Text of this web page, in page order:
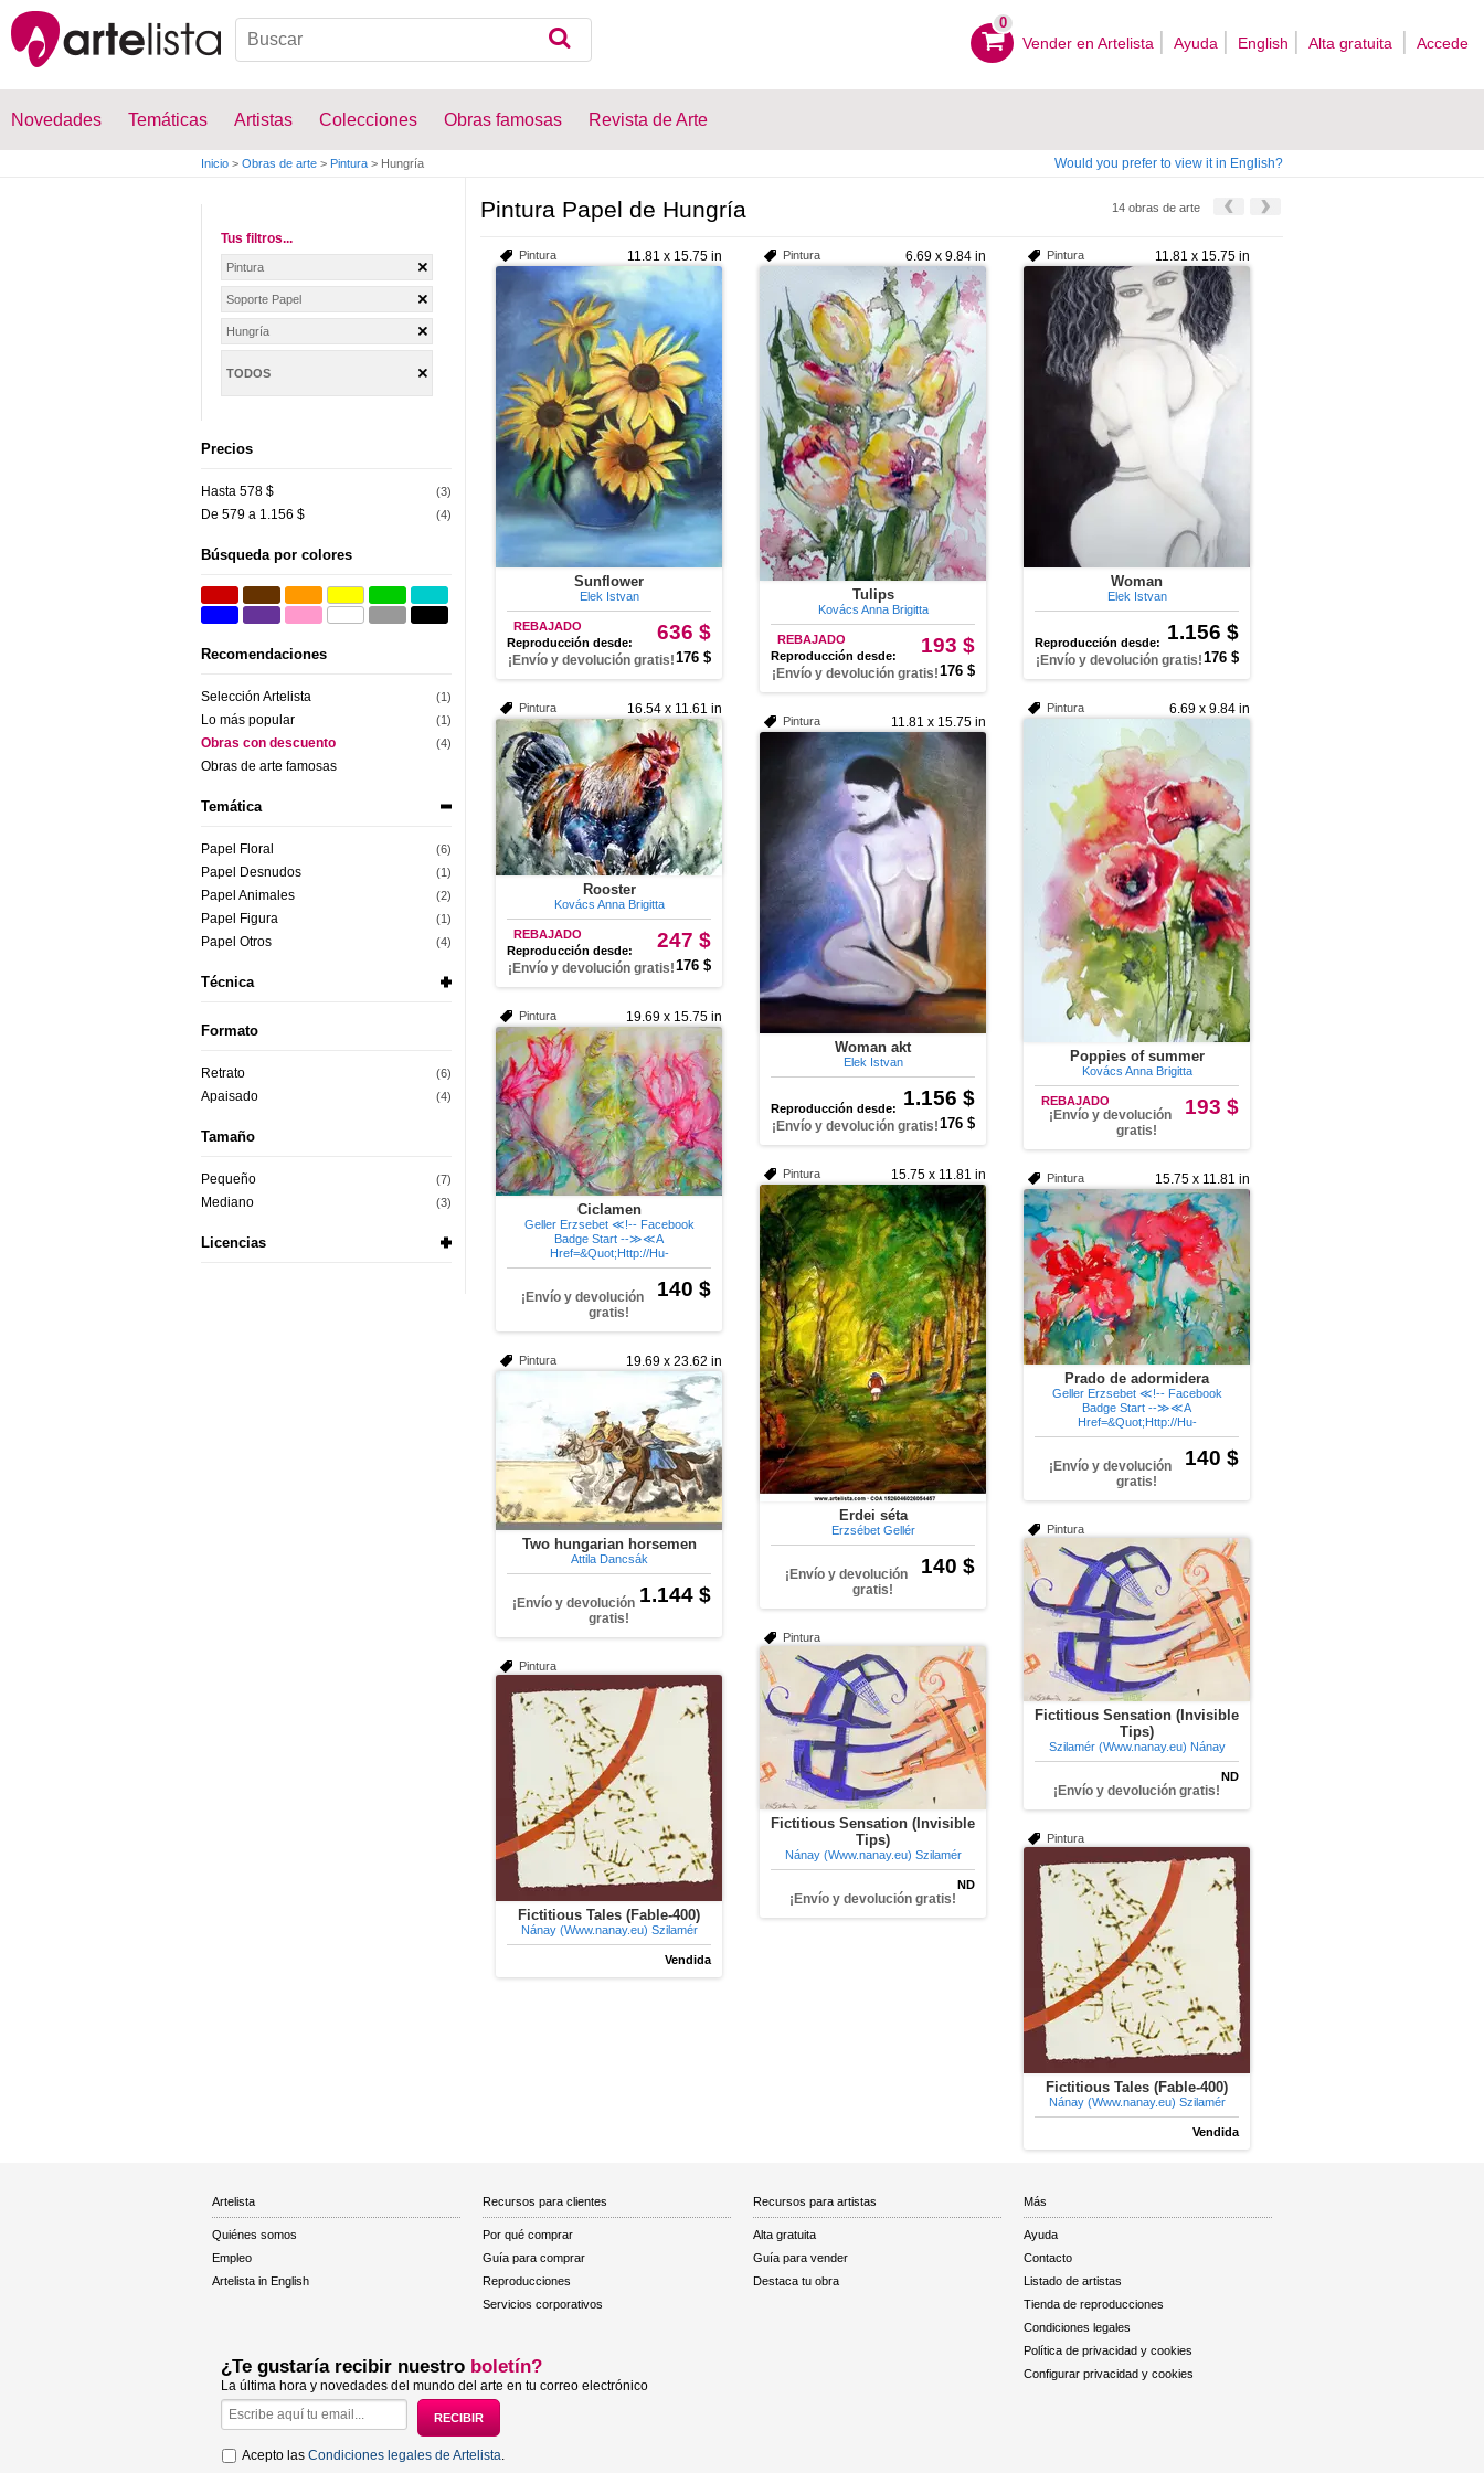
0
Vender en Artelista Ayuda English Alta gratuita Accede
Novedades Temáticas Artistas Colecciones Obras famosas Revista de Arte
Inicio > Obras de arte > Pintura > Hungría Would you prefer to view it in English?
Tus filtros...
Pintura
Soporte Papel
Hungría
TODOS
Precios
Hasta 578 $ (3)
De 579 a 1.156 $ (4)
Búsqueda por colores
Recomendaciones
Selección Artelista (1)
Lo más popular (1)
Obras con descuento (4)
Obras de arte famosas
Temática
Papel Floral (6)
Papel Desnudos (1)
Papel Animales (2)
Papel Figura (1)
Papel Otros (4)
Técnica
Formato
Retrato (6)
Apaisado (4)
Tamaño
Pequeño (7)
Mediano (3)
Licencias
Pintura Papel de Hungría 14 obras de arte
11.81 x 15.75 in
Pintura
Sunflower
Elek Istvan
636 $
REBAJADO
Reproducción desde:
176 $
¡Envío y devolución gratis!
6.69 x 9.84 in
Pintura
Tulips
Kovács Anna Brigitta
193 $
REBAJADO
Reproducción desde:
176 $
¡Envío y devolución gratis!
11.81 x 15.75 in
Pintura
Woman
Elek Istvan
1.156 $
Reproducción desde:
176 $
¡Envío y devolución gratis!
16.54 x 11.61 in
Pintura
Rooster
Kovács Anna Brigitta
247 $
REBAJADO
Reproducción desde:
176 $
¡Envío y devolución gratis!
6.69 x 9.84 in
Pintura
Poppies of summer
Kovács Anna Brigitta
193 $
REBAJADO
¡Envío y devolución
gratis!
11.81 x 15.75 in
Pintura
Woman akt
Elek Istvan
1.156 $
Reproducción desde:
176 $
¡Envío y devolución gratis!
19.69 x 15.75 in
Pintura
Ciclamen
Geller Erzsebet ≪!-- Facebook
Badge Start --≫≪A
Href=&Quot;Http://Hu-
140 $
¡Envío y devolución
gratis!
15.75 x 11.81 in
Pintura
Erdei séta
Erzsébet Gellér
140 $
¡Envío y devolución
gratis!
15.75 x 11.81 in
Pintura
Prado de adormidera
Geller Erzsebet ≪!-- Facebook
Badge Start --≫≪A
Href=&Quot;Http://Hu-
140 $
¡Envío y devolución
gratis!
19.69 x 23.62 in
Pintura
Two hungarian horsemen
Attila Dancsák
1.144 $
¡Envío y devolución
gratis!
Pintura
Fictitious Sensation (Invisible
Tips)
Szilamér (Www.nanay.eu) Nánay
ND
¡Envío y devolución gratis!
Pintura
Fictitious Sensation (Invisible
Tips)
Nánay (Www.nanay.eu) Szilamér
ND
¡Envío y devolución gratis!
Pintura
Fictitious Tales (Fable-400)
Nánay (Www.nanay.eu) Szilamér
Vendida
Pintura
Fictitious Tales (Fable-400)
Nánay (Www.nanay.eu) Szilamér
Vendida
Artelista
Quiénes somos
Empleo
Artelista in English
Recursos para clientes
Por qué comprar
Guía para comprar
Reproducciones
Servicios corporativos
Recursos para artistas
Alta gratuita
Guía para vender
Destaca tu obra
Más
Ayuda
Contacto
Listado de artistas
Tienda de reproducciones
Condiciones legales
Política de privacidad y cookies
Configurar privacidad y cookies
¿Te gustaría recibir nuestro boletín?
La última hora y novedades del mundo del arte en tu correo electrónico
Acepto las Condiciones legales de Artelista.